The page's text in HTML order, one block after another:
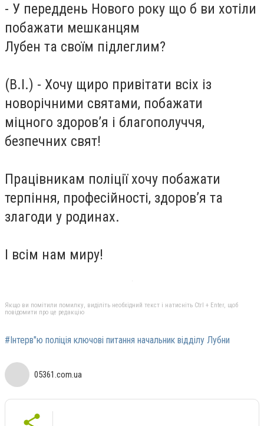
- У переддень Нового року що б ви хотіли
побажати мешканцям
Лубен та своїм підлеглим?
(В.І.) - Хочу щиро привітати всіх із
новорічними святами, побажати
міцного здоров’я і благополуччя,
безпечних свят!
Працівникам поліції хочу побажати
терпіння, професійності, здоров’я та
злагоди у родинах.
І всім нам миру!
Якщо ви помітили помилку, виділіть необхідний текст і натисніть Ctrl + Enter, щоб
повідомити про це редакцію
#Інтерв"ю поліція ключові питання начальник відділу Лубни
05361.com.ua